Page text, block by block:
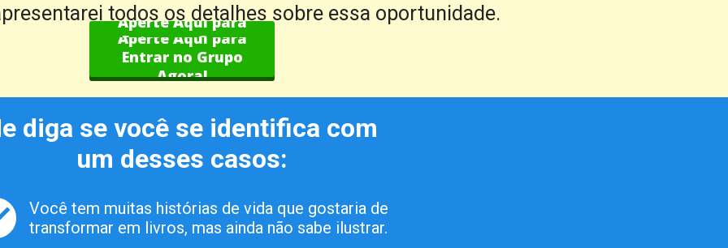
todos os detalhes sobre essa oportunidade.
Aperte Aqui para
Entrar no Grupo
Agora!
Aperte Aqui para
Entrar no Grupo
Agora!
diga se você se identifica com
um desses casos:
Você tem muitas histórias de vida que gostaria de
transformar em livros, mas ainda não sabe ilustrar.